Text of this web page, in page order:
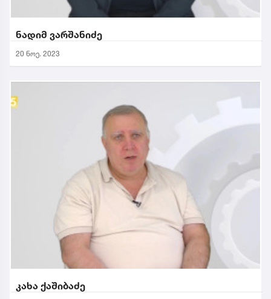
ნადიმ ვარშანიძე
20 ნოე. 2023
კახა ქაშიბაძე